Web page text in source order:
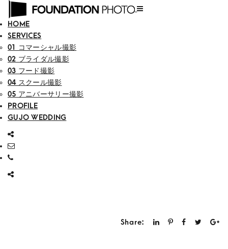
HOME
SERVICES
01 コマーシャル撮影
02 ブライダル撮影
03 フード撮影
04 スクール撮影
05 アニバーサリー撮影
PROFILE
GUJO WEDDING
Share: